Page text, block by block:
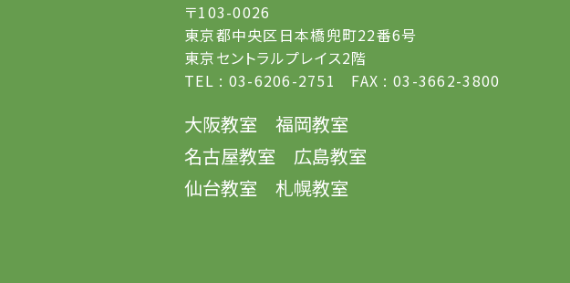
〒103-0026
東京都中央区日本橋兜町22番6号
東京セントラルプレイス2階
TEL : 03-6206-2751 FAX : 03-3662-3800
大阪教室
福岡教室
名古屋教室
広島教室
仙台教室
札幌教室